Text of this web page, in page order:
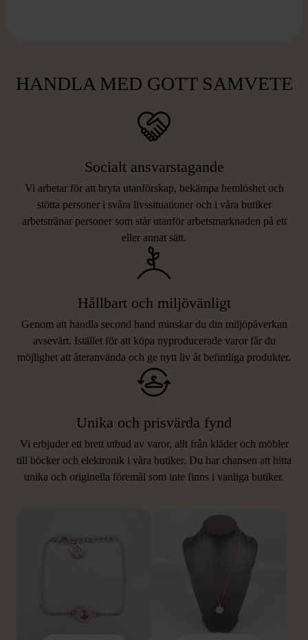
HANDLA MED GOTT SAMVETE
Socialt ansvarstagande
Vi arbetar för att bryta utanförskap, bekämpa hemlöshet och
stötta personer i svåra livssituationer och i våra butiker
arbetstränar personer som står utanför arbetsmarknaden på ett
eller annat sätt.
Hållbart och miljövänligt
Genom att handla second hand minskar du din miljöpåverkan
avsevärt. Istället för att köpa nyproducerade varor får du
möjlighet att återanvända och ge nytt liv åt befintliga produkter.
Unika och prisvärda fynd
Vi erbjuder ett brett utbud av varor, allt från kläder och möbler
till böcker och elektronik i våra butiker. Du har chansen att hitta
unika och originella föremål som inte finns i vanliga butiker.
LIKNANDE PRODUKTER
Hitta produkter som påminner om denna